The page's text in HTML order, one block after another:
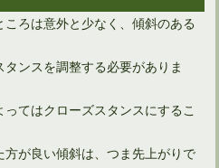
飛距離が凄いのは何で？
ーで300ヤード飛ばすには
ろは意外と少なく、傾斜のある
ンスを調整する必要がありま
てはクローズスタンスにするこ
が良い傾斜は、つま先上がりで